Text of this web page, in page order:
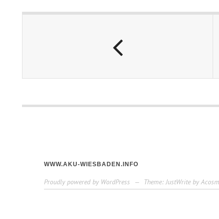
WWW.AKU-WIESBADEN.INFO
Proudly powered by WordPress — Theme: JustWrite by